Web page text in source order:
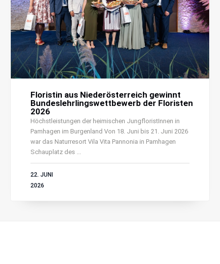
Floristin aus Niederösterreich gewinnt
Bundeslehrlingswettbewerb der Floristen
2026
Höchstleistungen der heimischen JungfloristInnen in
Pamhagen im Burgenland Von 18. Juni bis 21. Juni 2026
war das Naturresort Vila Vita Pannonia in Pamhagen
Schauplatz des ...
22. JUNI
2026